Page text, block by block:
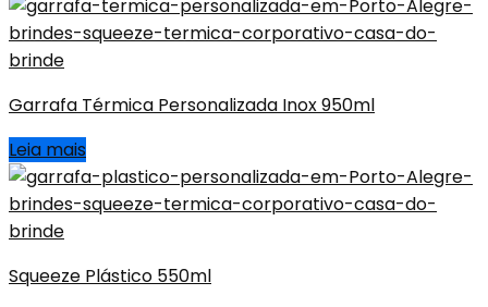
Garrafa Térmica Personalizada Inox 950ml
Leia mais
Squeeze Plástico 550ml